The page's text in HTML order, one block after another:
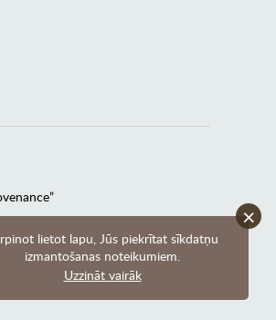
lietot lapu, Jūs piekrītat sīkdatņu
izmantošanas noteikumiem.
Uzzināt vairāk
×